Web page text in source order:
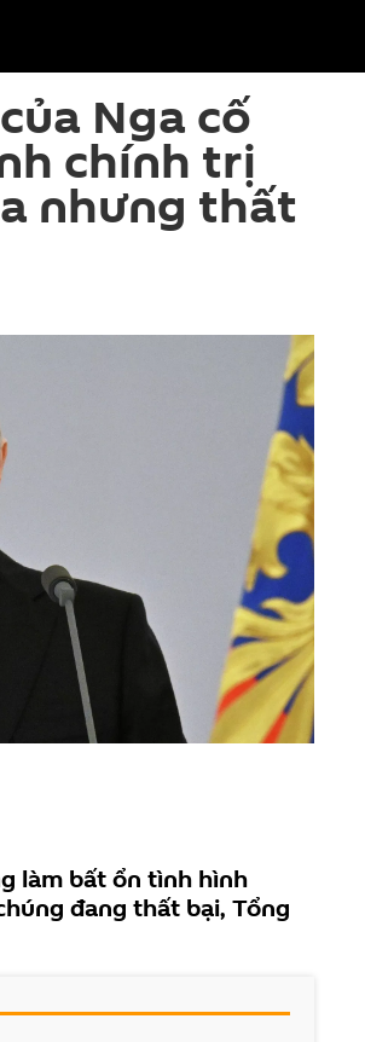
Nga cố
chính trị
nhưng thất
làm bất ổn tình hình
đang thất bại, Tổng